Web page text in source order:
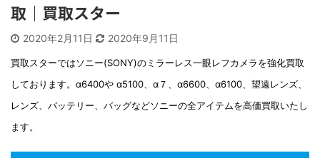
取｜買取スター
2020年2月11日 2020年9月11日
買取スターではソニー(SONY)のミラーレス一眼レフカメラを強化買取
しております。α6400や α5100、α７、α6600、α6100、望遠レンズ、
レンズ、バッテリー、バッグなどソニーの全アイテムを高価買取いたし
ます。